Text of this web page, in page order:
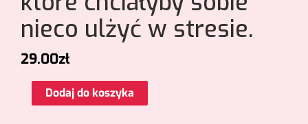
nieco ulżyć w stresie.
29.00zł
Dodaj do koszyka